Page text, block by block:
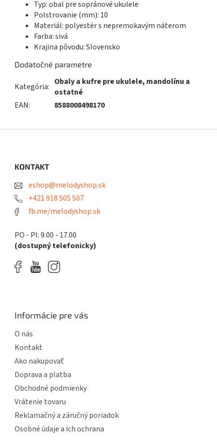
Typ: obal pre sopránové ukulele
Polstrovanie (mm): 10
Materiál: polyestér s nepremokavým náterom
Farba: sivá
Krajina pôvodu: Slovensko
Dodatočné parametre
Kategória: Obaly a kufre pre ukulele, mandolínu a
ostatné
EAN: 8588008498170
KONTAKT
eshop@melodyshop.sk
+421 918 505 507
fb.me/melodyshop.sk
PO - PI: 9.00 - 17.00
(dostupný telefonicky)
Informácie pre vás
O nás
Kontakt
Ako nakupovať
Doprava a platba
Obchodné podmienky
Vrátenie tovaru
Reklamačný a záručný poriadok
Osobné údaje a ich ochrana